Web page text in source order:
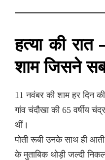
हत्या की
शाम जिसने
11 नवंबर की शाम हर दिन
गांव चंदौखा की 65 वर्षीय
थीं।
पोती रूबी उनके साथ ही
के मुताबिक थोड़ी जल्दी